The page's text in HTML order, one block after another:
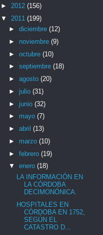
► 2012 (156)
▼ 2011 (199)
► diciembre (12)
► noviembre (9)
► octubre (10)
► septiembre (18)
► agosto (20)
► julio (31)
► junio (32)
► mayo (7)
► abril (13)
► marzo (10)
► febrero (19)
▼ enero (18)
LA INFORMACIÓN EN
LA CÓRDOBA
DECIMONÓNICA.
HOSPITALES EN
CÓRDOBA EN 1752,
SEGÚN EL
CATASTRO D...